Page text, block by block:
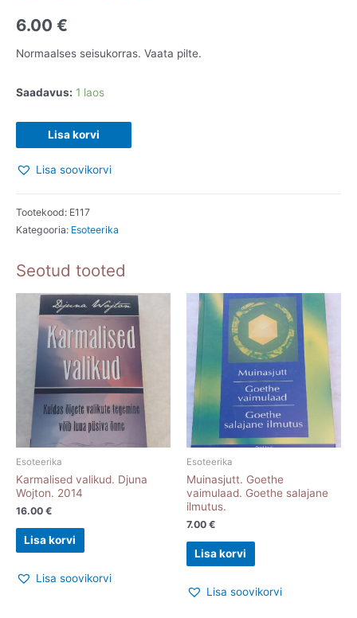
6.00 €
Normaalses seisukorras. Vaata pilte.
Saadavus: 1 laos
sodiaagimärgid.
Ruth
Sun.
2007
Lisa korvi
Lisa soovikorvi
Tootekood: E117
Kategooria: Esoteerika
Seotud tooted
Esoteerika
Karmalised valikud. Djuna
Wojton. 2014
16.00 €
Lisa korvi
Lisa soovikorvi
Esoteerika
Muinasjutt. Goethe
vaimulaad. Goethe salajane
ilmutus.
7.00 €
Lisa korvi
Lisa soovikorvi